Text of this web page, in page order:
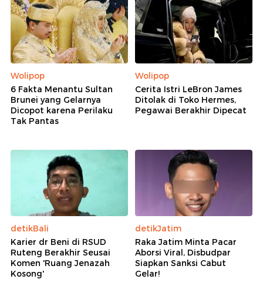
Wolipop
6 Fakta Menantu Sultan
Brunei yang Gelarnya
Dicopot karena Perilaku
Tak Pantas
Wolipop
Cerita Istri LeBron James
Ditolak di Toko Hermes,
Pegawai Berakhir Dipecat
detikBali
Karier dr Beni di RSUD
Ruteng Berakhir Seusai
Komen 'Ruang Jenazah
Kosong'
detikJatim
Raka Jatim Minta Pacar
Aborsi Viral, Disbudpar
Siapkan Sanksi Cabut
Gelar!